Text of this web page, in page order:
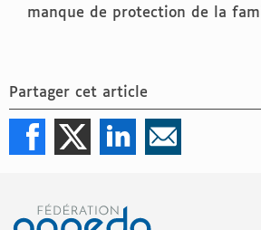
manque de protection de la
Partager cet article